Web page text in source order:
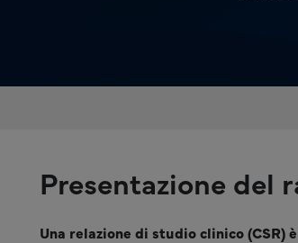
Presentazione del
Una relazione di studio clinico (CSR) è